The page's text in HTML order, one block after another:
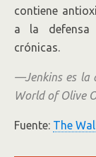
contiene
a la defensa
crónicas.
—Jenkins es la
World of Olive
Fuente: The